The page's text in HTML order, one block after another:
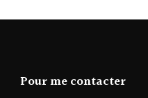
Pour me contacter